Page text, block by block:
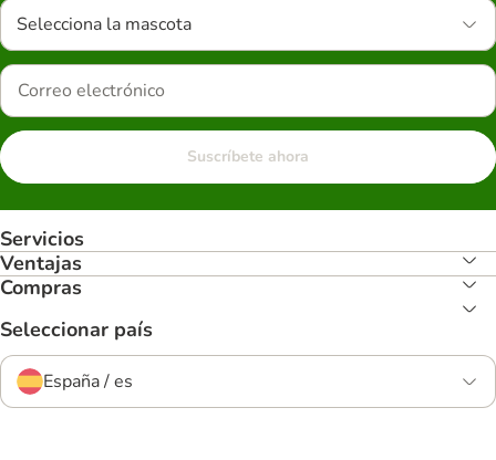
Selecciona la mascota
Suscríbete ahora
Servicios
Ventajas
Compras
Seleccionar país
España / es